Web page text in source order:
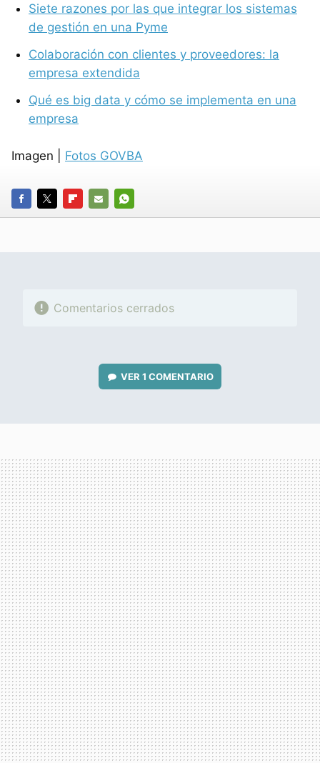
Siete razones por las que integrar los sistemas
de gestión en una Pyme
Colaboración con clientes y proveedores: la
empresa extendida
Qué es big data y cómo se implementa en una
empresa
Imagen | Fotos GOVBA
FACEBOOK
TWITTERFLIPBOARD
E-
WHATSAPP
Comentarios cerrados
VER 1 COMENTARIO